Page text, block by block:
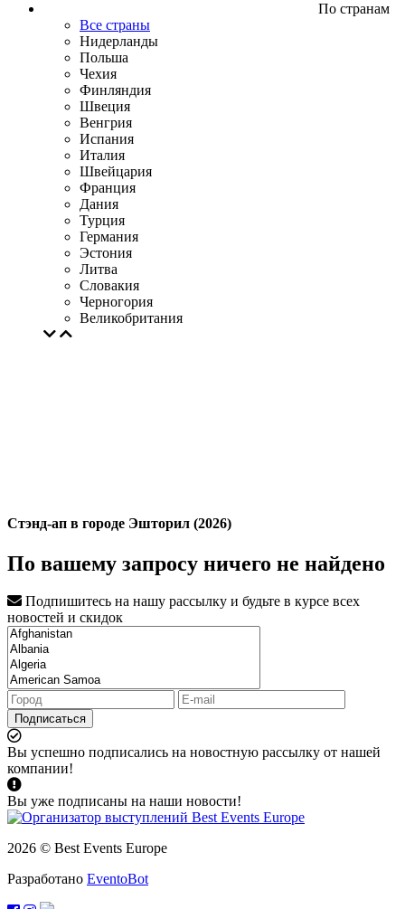
По странам
Все страны
Нидерланды
Польша
Чехия
Финляндия
Швеция
Венгрия
Испания
Италия
Швейцария
Франция
Дания
Турция
Германия
Эстония
Литва
Словакия
Черногория
Великобритания
Стэнд-ап в городе Эшторил (2026)
По вашему запросу ничего не найдено
Подпишитесь на нашу рассылку и будьте в курсе всех
новостей и скидок
Подписаться
Вы успешно подписались на новостную рассылку от нашей
компании!
Вы уже подписаны на наши новости!
2026 © Best Events Europe
Разработано EventoBot